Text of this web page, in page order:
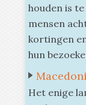
houden is
mensen
kortingen
hun
Het enige